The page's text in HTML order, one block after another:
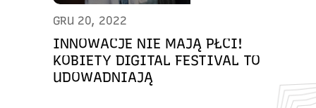
GRU 20, 2022
INNOWACJE NIE MAJĄ PŁCI!
KOBIETY DIGITAL FESTIVAL TO
UDOWADNIAJĄ